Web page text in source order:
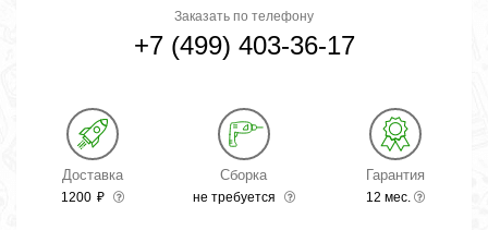
Заказать по телефону
+7 (499) 403-36-17
Доставка
1200 ₽
Сборка
не требуется
Гарантия
12 мес.